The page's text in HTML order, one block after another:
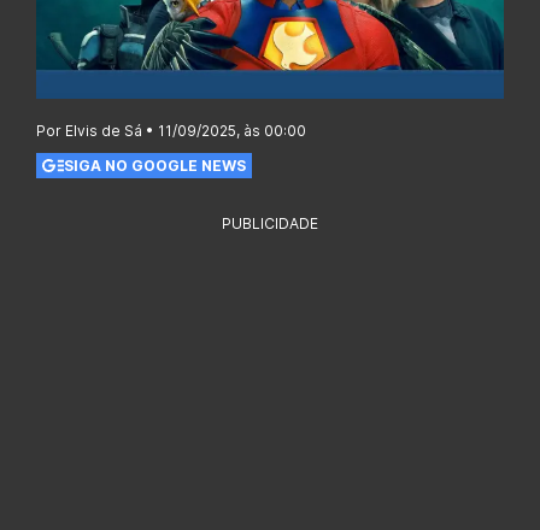
Por Elvis de Sá • 11/09/2025, às 00:00
SIGA NO GOOGLE NEWS
PUBLICIDADE